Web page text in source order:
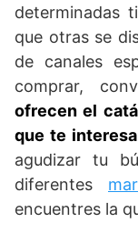
determinadas
que otras se
de canales
comprar,
ofrecen el
que te interesa
agudizar tu
diferentes
encuentres la